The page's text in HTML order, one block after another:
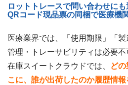
ロットトレースで問い合わせにも
QRコード現品票の同梱で医療機
医療業界では、「使用期限」「
管理・トレーサビリティは必要不
在庫スイートクラウドでは、
ど
こに、誰が出荷したのか履歴情